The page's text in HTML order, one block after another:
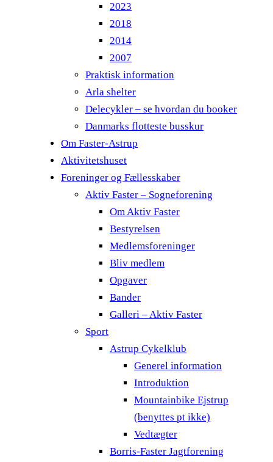
2023
2018
2014
2007
Praktisk information
Arla shelter
Delecykler – se hvordan du booker
Danmarks flotteste busskur
Om Faster-Astrup
Aktivitetshuset
Foreninger og Fællesskaber
Aktiv Faster – Sogneforening
Om Aktiv Faster
Bestyrelsen
Medlemsforeninger
Bliv medlem
Opgaver
Bander
Galleri – Aktiv Faster
Sport
Astrup Cykelklub
Generel information
Introduktion
Mountainbike Ejstrup
(benyttes pt ikke)
Vedtægter
Borris-Faster Jagtforening